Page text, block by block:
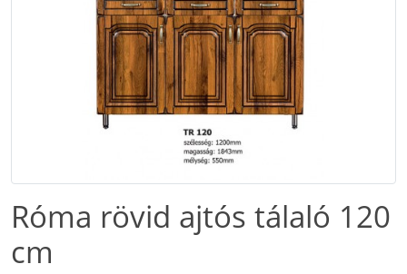
Róma rövid ajtós tálaló 120
cm